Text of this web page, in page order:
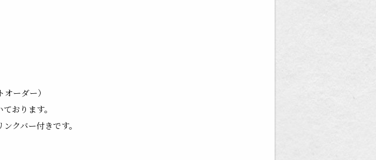
ーダー）
おります。
クバー付きです。